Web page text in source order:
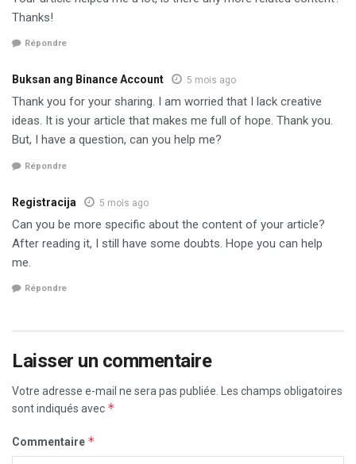
Thanks!
Répondre
Buksan ang Binance Account 5 mois ago
Thank you for your sharing. I am worried that I lack creative
ideas. It is your article that makes me full of hope. Thank you.
But, I have a question, can you help me?
Répondre
Registracija 5 mois ago
Can you be more specific about the content of your article?
After reading it, I still have some doubts. Hope you can help
me.
Répondre
Laisser un commentaire
Votre adresse e-mail ne sera pas publiée. Les champs obligatoires
sont indiqués avec *
Commentaire *